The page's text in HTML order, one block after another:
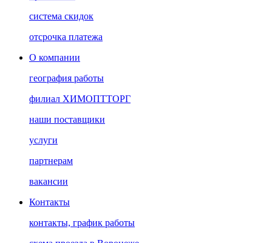
система скидок
отсрочка платежа
О компании
география работы
филиал ХИМОПТТОРГ
наши поставщики
услуги
партнерам
вакансии
Контакты
контакты, график работы